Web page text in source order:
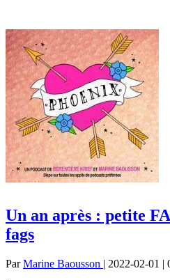
Un an après : petite
fags
ParMarine Baousson | 2022-02-01 |